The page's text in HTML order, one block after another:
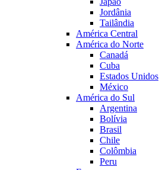
Jordânia
Tailândia
América Central
América do Norte
Canadá
Cuba
Estados Unidos
México
América do Sul
Argentina
Bolívia
Brasil
Chile
Colômbia
Peru